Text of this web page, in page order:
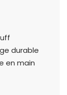
durable
en main